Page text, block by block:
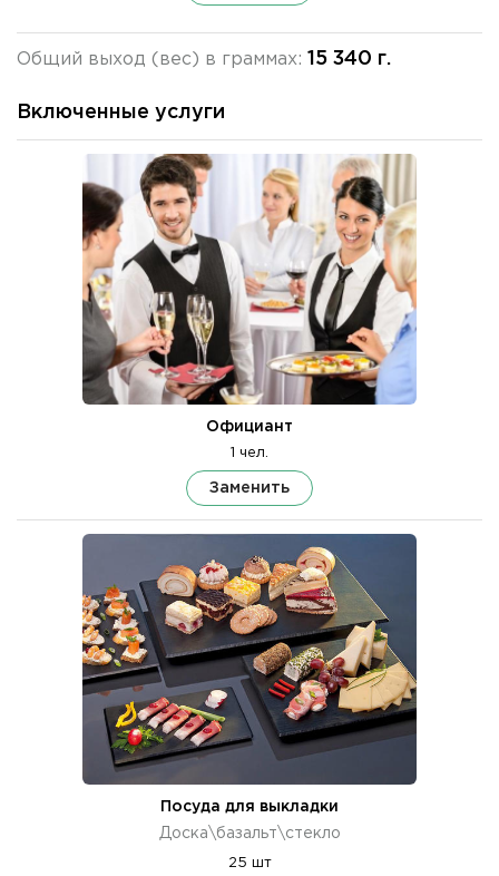
Общий выход (вес) в граммах: 15 340 г.
Включенные услуги
Официант
1 чел.
Заменить
Посуда для выкладки
Доска\базальт\стекло
25 шт